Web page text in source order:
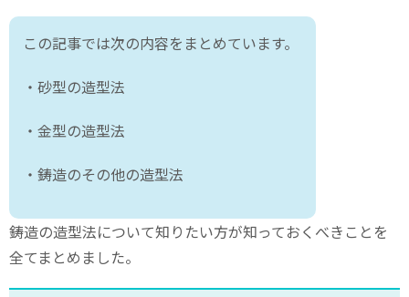
この記事では次の内容をまとめています。
・砂型の造型法
・金型の造型法
・鋳造のその他の造型法
鋳造の造型法について知りたい方が知っておくべきことを
全てまとめました。